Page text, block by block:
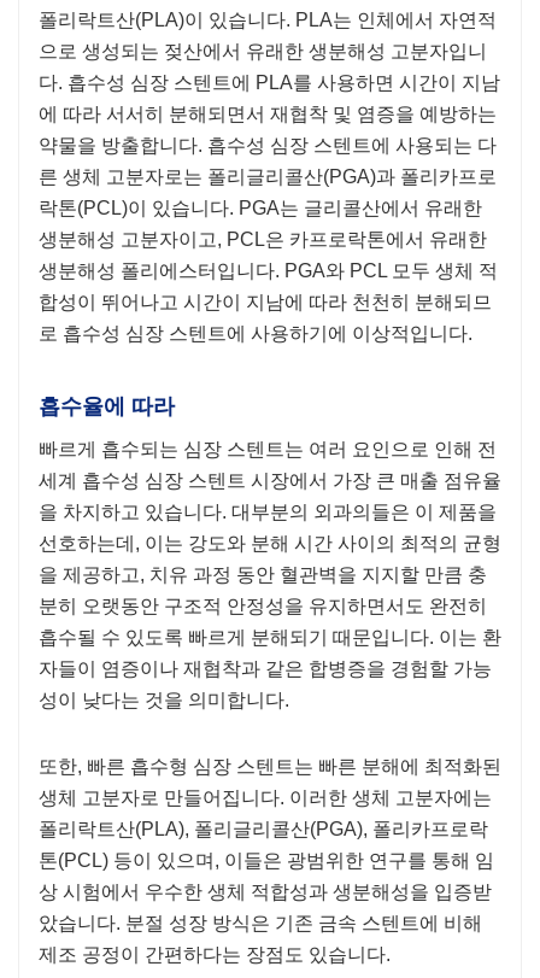
폴리락트산(PLA)이 있습니다. PLA는 인체에서 자연적
으로 생성되는 젖산에서 유래한 생분해성 고분자입니
다. 흡수성 심장 스텐트에 PLA를 사용하면 시간이 지남
에 따라 서서히 분해되면서 재협착 및 염증을 예방하는
약물을 방출합니다. 흡수성 심장 스텐트에 사용되는 다
른 생체 고분자로는 폴리글리콜산(PGA)과 폴리카프로
락톤(PCL)이 있습니다. PGA는 글리콜산에서 유래한
생분해성 고분자이고, PCL은 카프로락톤에서 유래한
생분해성 폴리에스터입니다. PGA와 PCL 모두 생체 적
합성이 뛰어나고 시간이 지남에 따라 천천히 분해되므
로 흡수성 심장 스텐트에 사용하기에 이상적입니다.
흡수율에 따라
빠르게 흡수되는 심장 스텐트는 여러 요인으로 인해 전
세계 흡수성 심장 스텐트 시장에서 가장 큰 매출 점유율
을 차지하고 있습니다. 대부분의 외과의들은 이 제품을
선호하는데, 이는 강도와 분해 시간 사이의 최적의 균형
을 제공하고, 치유 과정 동안 혈관벽을 지지할 만큼 충
분히 오랫동안 구조적 안정성을 유지하면서도 완전히
흡수될 수 있도록 빠르게 분해되기 때문입니다. 이는 환
자들이 염증이나 재협착과 같은 합병증을 경험할 가능
성이 낮다는 것을 의미합니다.
또한, 빠른 흡수형 심장 스텐트는 빠른 분해에 최적화된
생체 고분자로 만들어집니다. 이러한 생체 고분자에는
폴리락트산(PLA), 폴리글리콜산(PGA), 폴리카프로락
톤(PCL) 등이 있으며, 이들은 광범위한 연구를 통해 임
상 시험에서 우수한 생체 적합성과 생분해성을 입증받
았습니다. 분절 성장 방식은 기존 금속 스텐트에 비해
제조 공정이 간편하다는 장점도 있습니다.